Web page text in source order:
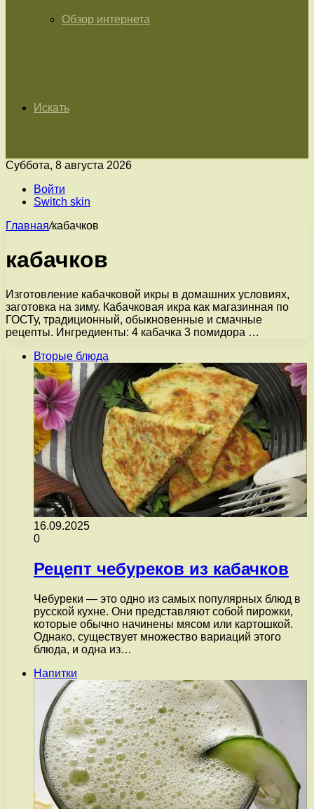
Обзор интернета
Искать
Суббота, 8 августа 2026
Войти
Switch skin
Главная/кабачков
кабачков
Изготовление кабачковой икры в домашних условиях,
заготовка на зиму. Кабачковая икра как магазинная по
ГОСТу, традиционный, обыкновенные и смачные
рецепты. Ингредиенты: 4 кабачка 3 помидора …
Вторые блюда
16.09.2025
0
Рецепт чебуреков из кабачков
Чебуреки — это одно из самых популярных блюд в
русской кухне. Они представляют собой пирожки,
которые обычно начинены мясом или картошкой.
Однако, существует множество вариаций этого
блюда, и одна из…
Напитки